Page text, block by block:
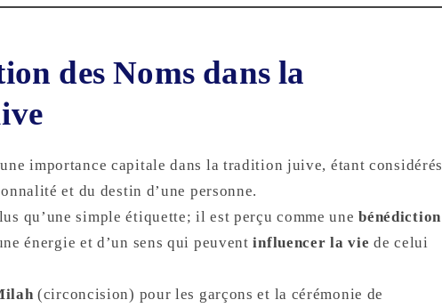
des Noms dans la
importance capitale dans la tradition juive, étant considérés
et du destin d’une personne.
qu’une simple étiquette; il est perçu comme unebénédiction
énergie et d’un sens qui peuventinfluencer la vie de celui
(circoncision) pour les garçons et la cérémonie de